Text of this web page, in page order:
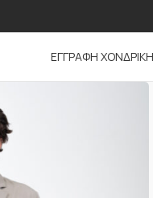
ΕΓΓΡΑΦΗ